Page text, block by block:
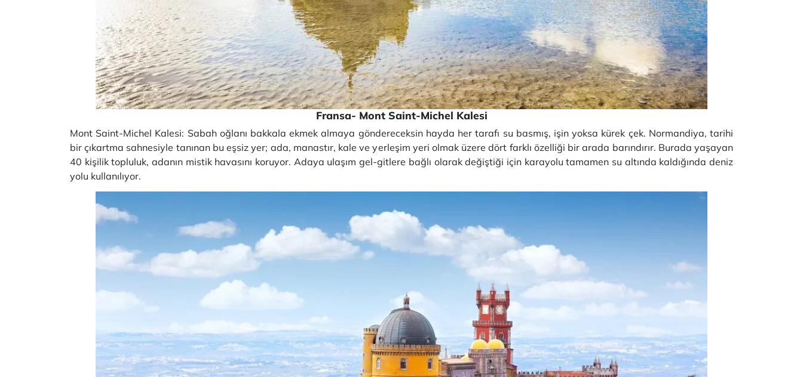
Fransa- Mont Saint-Michel Kalesi
Mont Saint-Michel Kalesi: Sabah oğlanı bakkala ekmek almaya göndereceksin hayda her tarafı su basmış, işin yoksa kürek çek. Normandiya, tarihi
bir çıkartma sahnesiyle tanınan bu eşsiz yer; ada, manastır, kale ve yerleşim yeri olmak üzere dört farklı özelliği bir arada barındırır. Burada yaşayan
40 kişilik topluluk, adanın mistik havasını koruyor. Adaya ulaşım gel-gitlere bağlı olarak değiştiği için karayolu tamamen su altında kaldığında deniz
yolu kullanılıyor.